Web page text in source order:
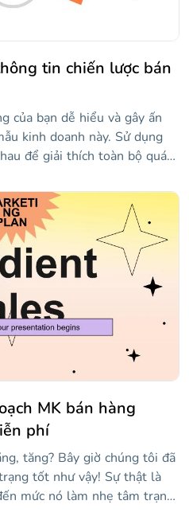
tin chiến lược bán
của bạn dễ hiểu và gây ấn
kinh doanh này. Sử dụng
để giải thích toàn bộ quá
chúng tương tác với nhau
hạn của kế hoạch của bạn.
MK bán hàng
phí
tăng? Bây giờ chúng tôi đã
tốt như vậy! Sự thật là
mức nó làm nhẹ tâm trạng